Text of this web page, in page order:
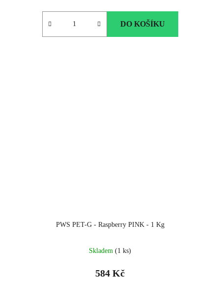
DO KOŠÍKU
PWS PET-G - Raspberry PINK - 1 Kg
Skladem (1 ks)
584 Kč